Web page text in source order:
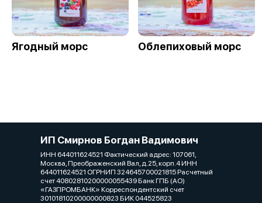
Ягодный морс Облепиховый морс
ИП Смирнов Богдан Вадимович
ИНН 644011624521 Фактический адрес: 107061,
Москва, Преображенский Вал, д.25, корп.4 ИНН
644011624521 ОГРНИП 324645700021815 Расчетный
счет 40802810200000055439 Банк ГПБ (АО)
«ГАЗПРОМБАНК» Корреспондентский счет
30101810200000000823 БИК 044525823